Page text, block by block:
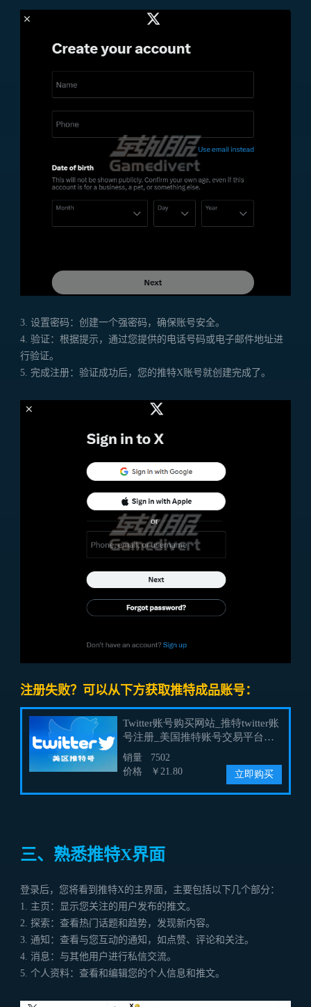
3. 设置密码：创建一个强密码，确保账号安全。
4. 验证：根据提示，通过您提供的电话号码或电子邮件地址进
行验证。
5. 完成注册：验证成功后，您的推特X账号就创建完成了。
注册失败？可以从下方获取推特成品账号：
三、熟悉推特X界面
登录后，您将看到推特X的主界面，主要包括以下几个部分：
1. 主页：显示您关注的用户发布的推文。
2. 探索：查看热门话题和趋势，发现新内容。
3. 通知：查看与您互动的通知，如点赞、评论和关注。
4. 消息：与其他用户进行私信交流。
5. 个人资料：查看和编辑您的个人信息和推文。